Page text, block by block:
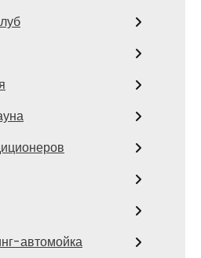
автомойка